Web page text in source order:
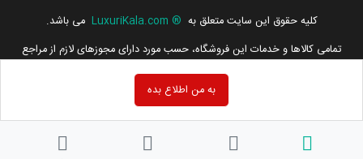
به من اطلاع بده
کلیه حقوق این سایت متعلق به ®
LuxuriKala.com می باشد.
تمامی كالاها و خدمات این فروشگاه، حسب مورد دارای مجوزهای لازم از مراجع
مربوطه می باشند و فعالیت های این سایت تابع قوانین و مقررات جمهوری